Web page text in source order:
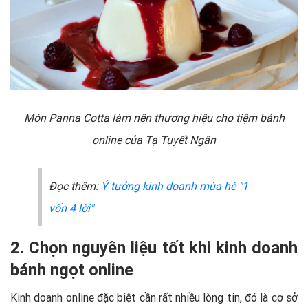
Món Panna Cotta làm nên thương hiệu cho tiệm bánh
online của Tạ Tuyết Ngân
Đọc thêm: Ý tưởng kinh doanh mùa hè "1
vốn 4 lời"
2. Chọn nguyên liệu tốt khi kinh doanh
bánh ngọt online
Kinh doanh online đặc biệt cần rất nhiều lòng tin, đó là cơ sở